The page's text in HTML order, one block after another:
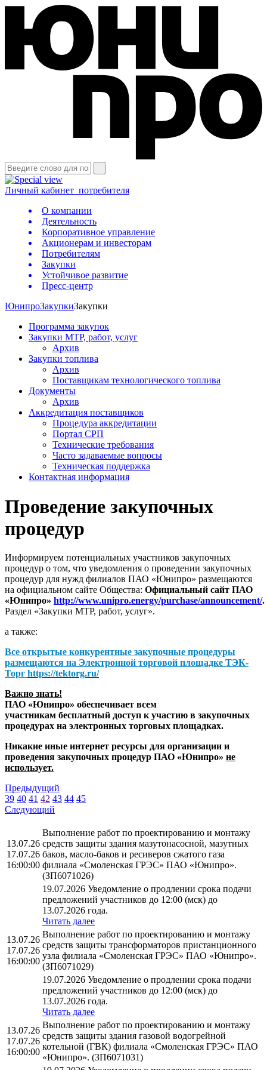
Личный кабинет потребителя
О компании
Деятельность
Корпоративное управление
Акционерам и инвесторам
Потребителям
Закупки
Устойчивое развитие
Пресс-центр
ЮнипроЗакупкиЗакупки
Программа закупок
Закупки МТР, работ, услуг
Архив
Закупки топлива
Архив
Поставщикам технологического топлива
Документы
Архив
Аккредитация поставщиков
Процедура аккредитации
Портал СРП
Технические требования
Часто задаваемые вопросы
Техническая поддержка
Контактная информация
Проведение закупочных
процедур
Информируем потенциальных участников закупочных
процедур о том, что уведомления о проведении закупочных
процедур для нужд филиалов ПАО «Юнипро» размещаются
на официальном сайте Общества: Официальный сайт ПАО
«Юнипро» http://www.unipro.energy/purchase/announcement/.
Раздел «Закупки МТР, работ, услуг».
а также:
Все открытые конкурентные закупочные процедуры
размещаются на Электронной торговой площадке ТЭК-
Торг https://tektorg.ru/
Важно знать!
ПАО «Юнипро» обеспечивает всем
участникам бесплатный доступ к участию в закупочных
процедурах на электронных торговых площадках.
Никакие иные интернет ресурсы для организации и
проведения закупочных процедур ПАО «Юнипро» не
использует.
Предыдущий
39 40 41 42 43 44 45
Следующий
13.07.26
17.07.26
16:00:00
Выполнение работ по проектированию и монтажу
средств защиты здания мазутонасосной, мазутных
баков, масло-баков и ресиверов сжатого газа
филиала «Смоленская ГРЭС» ПАО «Юнипро».
(ЗП6071026)
19.07.2026 Уведомление о продлении срока подачи
предложений участников до 12:00 (мск) до
13.07.2026 года.
Читать далее
13.07.26
17.07.26
16:00:00
Выполнение работ по проектированию и монтажу
средств защиты трансформаторов пристанционного
узла филиала «Смоленская ГРЭС» ПАО «Юнипро».
(ЗП6071029)
19.07.2026 Уведомление о продлении срока подачи
предложений участников до 12:00 (мск) до
13.07.2026 года.
Читать далее
13.07.26
17.07.26
16:00:00
Выполнение работ по проектированию и монтажу
средств защиты здания газовой водогрейной
котельной (ГВК) филиала «Смоленская ГРЭС» ПАО
«Юнипро». (ЗП6071031)